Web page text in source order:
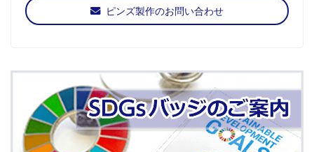
ピンズ製作のお問い合わせ